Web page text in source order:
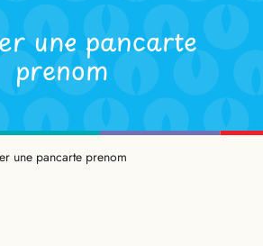
une pancarte
prenom
une pancarte prenom